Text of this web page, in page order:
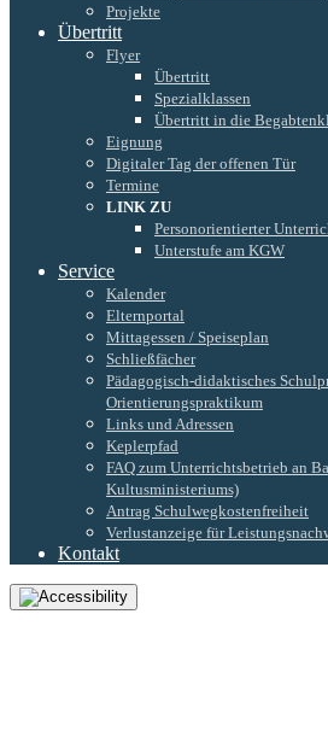
Projekte
Übertritt
Flyer
Übertritt
Spezialklassen
Übertritt in die
Eignung
Digitaler Tag der offenen Tür
Termine
LINK ZU
Personorientierter
Unterstufe am KGW
Service
Kalender
Elternportal
Mittagessen / Speiseplan
Schließfächer
Pädagogisch-didaktisches
Orientierungspraktikum
Links und Adressen
Keplerpfad
FAQ zum Unterrichtsbetrieb an
Kultusministeriums)
Antrag Schulwegkostenfreiheit
Verlustanzeige für
Kontakt